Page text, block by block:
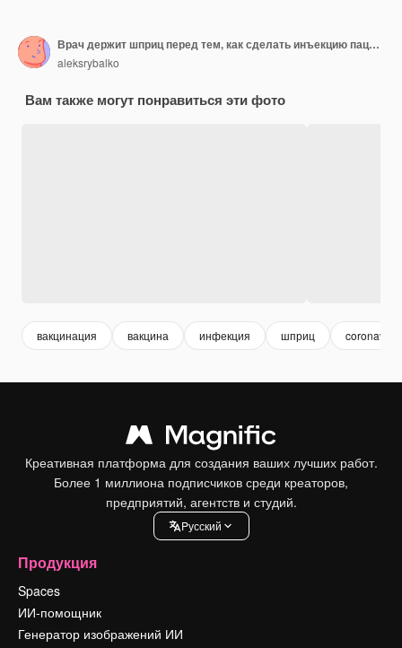
Врач держит шприц перед тем, как сделать инъекцию пациенту в медицинской маске Covid19 или коронавирусной вакцине Вакцинация концепции населения
aleksrybalko
Вам также могут понравиться эти фото
вакцинация вакцина инфекция шприц coronavirus
Креативная платформа для создания ваших лучших работ.
Более 1 миллиона подписчиков среди креаторов,
предприятий, агентств и студий.
Pусский
Продукция
Spaces
ИИ-помощник
Генератор изображений ИИ